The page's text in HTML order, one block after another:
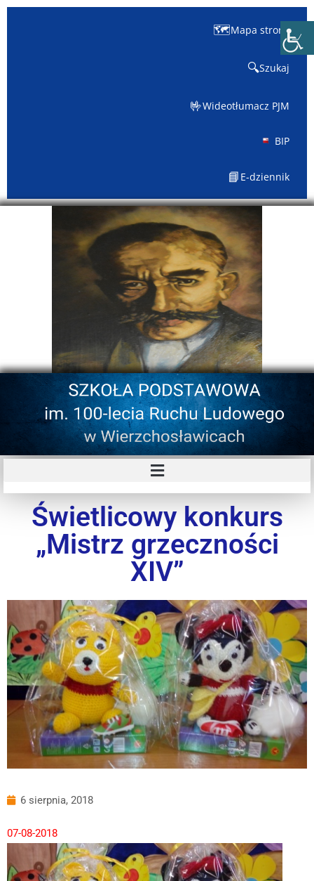
🗺️Mapa strony
🔍Szukaj
🤟Wideotłumacz PJM
BIP
📘 E-dziennik
Świetlicowy konkurs
„Mistrz grzeczności
XIV”
6 sierpnia, 2018
07-08-2018